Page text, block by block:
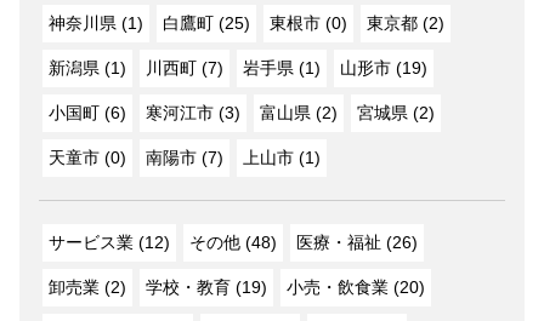
神奈川県 (1) 白鷹町 (25) 東根市 (0) 東京都 (2)
新潟県 (1) 川西町 (7) 岩手県 (1) 山形市 (19)
小国町 (6) 寒河江市 (3) 富山県 (2) 宮城県 (2)
天童市 (0) 南陽市 (7) 上山市 (1)
サービス業 (12) その他 (48) 医療・福祉 (26)
卸売業 (2) 学校・教育 (19) 小売・飲食業 (20)